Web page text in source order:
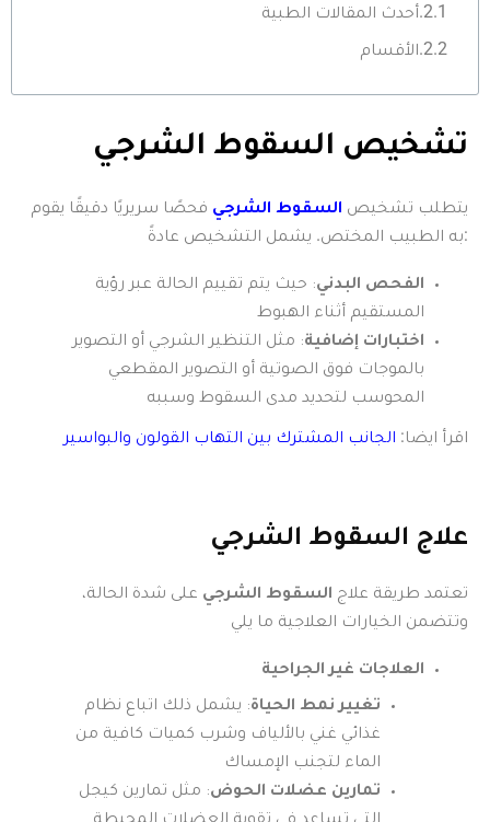
أحدث المقالات الطبية
الأقسام
تشخيص السقوط الشرجي
يتطلب تشخيص السقوط الشرجي فحصًا سريريًا دقيقًا يقوم
به الطبيب المختص. يشمل التشخيص عادةً:
الفحص البدني: حيث يتم تقييم الحالة عبر رؤية
المستقيم أثناء الهبوط
اختبارات إضافية: مثل التنظير الشرجي أو التصوير
بالموجات فوق الصوتية أو التصوير المقطعي
المحوسب لتحديد مدى السقوط وسببه
اقرأ ايضا: الجانب المشترك بين التهاب القولون والبواسير
علاج السقوط الشرجي
تعتمد طريقة علاج السقوط الشرجي على شدة الحالة،
وتتضمن الخيارات العلاجية ما يلي
العلاجات غير الجراحية
تغيير نمط الحياة: يشمل ذلك اتباع نظام
غذائي غني بالألياف وشرب كميات كافية من
الماء لتجنب الإمساك
تمارين عضلات الحوض: مثل تمارين كيجل